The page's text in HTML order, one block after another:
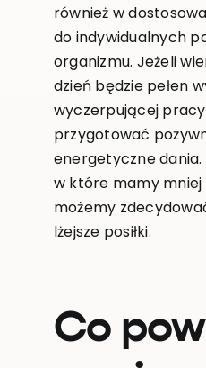
również w
do indywidualnych
organizmu. Jeżeli
dzień będzie pełen
wyczerpującej
przygotować
energetyczne dania.
w które mamy mniej
możemy
lżejsze posiłki.
Co